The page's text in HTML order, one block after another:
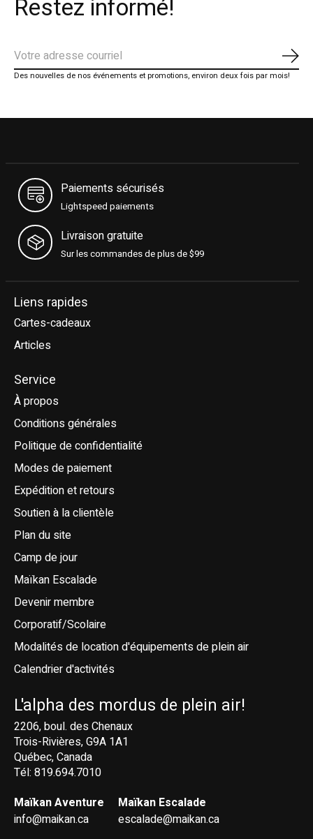
Restez informé!
Des nouvelles de nos événements et promotions, environ deux fois par mois!
Paiements sécurisés
Lightspeed paiements
Livraison gratuite
Sur les commandes de plus de $99
Liens rapides
Cartes-cadeaux
Articles
Service
À propos
Conditions générales
Politique de confidentialité
Modes de paiement
Expédition et retours
Soutien à la clientèle
Plan du site
Camp de jour
Maïkan Escalade
Devenir membre
Corporatif/Scolaire
Modalités de location d'équipements de plein air
Calendrier d'activités
L'alpha des mordus de plein air!
2206, boul. des Chenaux
Trois-Rivières, G9A 1A1
Québec, Canada
Tél: 819.694.7010
Maïkan Aventure
info@maikan.ca
Maïkan Escalade
escalade@maikan.ca